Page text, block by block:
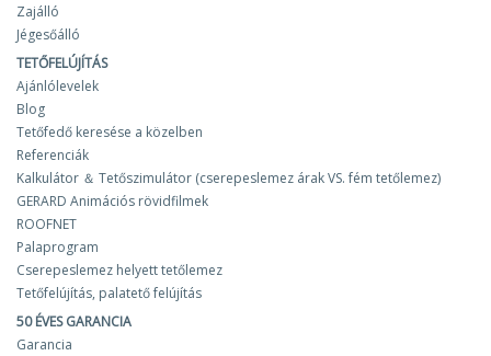
Zajálló
Jégesőálló
TETŐFELÚJÍTÁS
Ajánlólevelek
Blog
Tetőfedő keresése a közelben
Referenciák
Kalkulátor ＆ Tetőszimulátor (cserepeslemez árak VS. fém tetőlemez)
GERARD Animációs rövidfilmek
ROOFNET
Palaprogram
Cserepeslemez helyett tetőlemez
Tetőfelújítás, palatető felújítás
50 ÉVES GARANCIA
Garancia